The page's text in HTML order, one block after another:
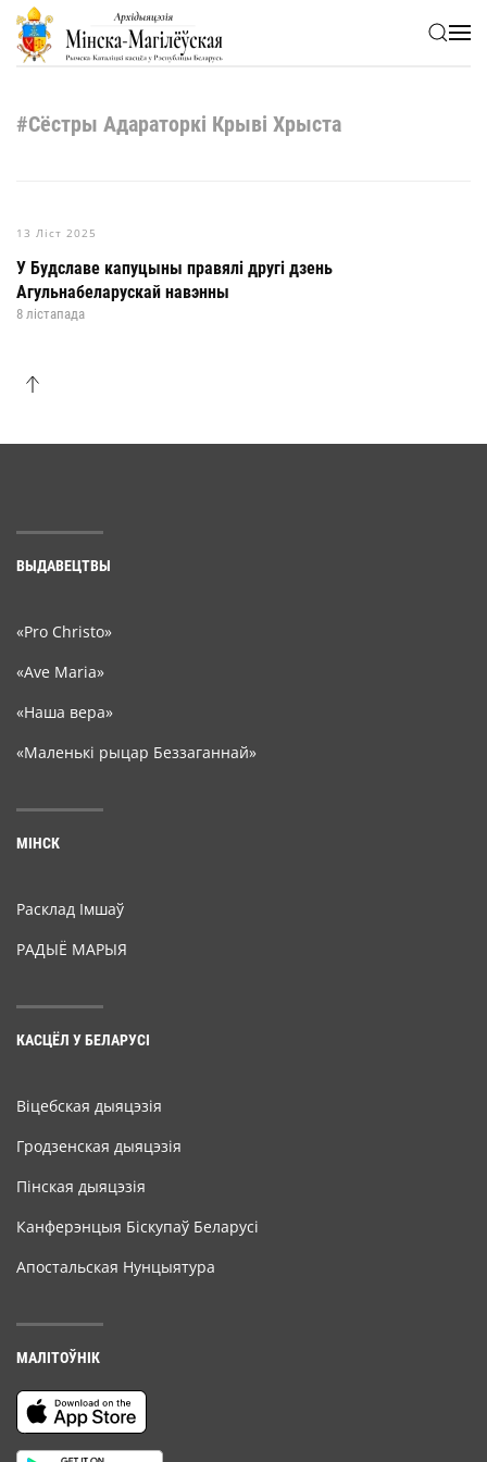
Skip to main content
#Сёстры Адараторкі Крыві Хрыста
13 Ліст 2025
У Будславе капуцыны правялі другі дзень
Агульнабеларускай навэнны
8 лістапада
ВЫДАВЕЦТВЫ
«Pro Christo»
«Ave Maria»
«Наша вера»
«Маленькі рыцар Беззаганнай»
МІНСК
Расклад Імшаў
РАДЫЁ МАРЫЯ
КАСЦЁЛ У БЕЛАРУСІ
Віцебская дыяцэзія
Гродзенская дыяцэзія
Пінская дыяцэзія
Канферэнцыя Біскупаў Беларусі
Апостальская Нунцыятура
МАЛІТОЎНІК